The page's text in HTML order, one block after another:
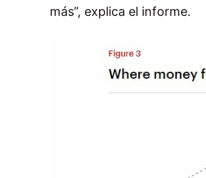
más”, explica el informe.